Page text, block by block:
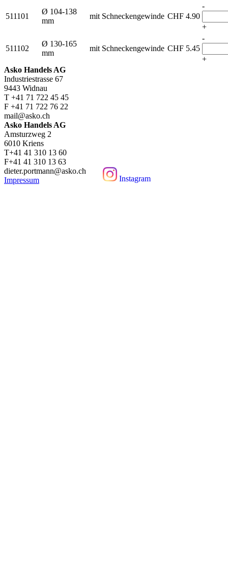
Instagram
511101
Ø 104-138
mm
mit Schneckengewinde CHF 4.90
-
+
511102
Ø 130-165
mm
mit Schneckengewinde CHF 5.45
-
+
Asko Handels AG
Industriestrasse 67
9443 Widnau
T +41 71 722 45 45
F +41 71 722 76 22
mail@asko.ch
Asko Handels AG
Amsturzweg 2
6010 Kriens
T+41 41 310 13 60
F+41 41 310 13 63
dieter.portmann@asko.ch
Impressum